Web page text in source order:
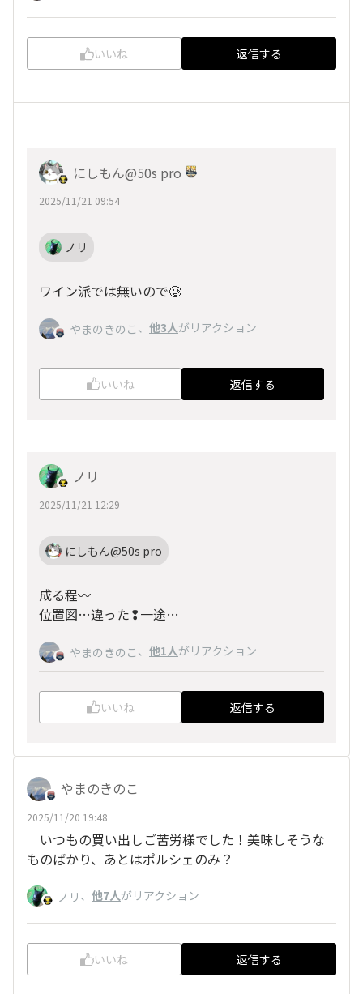
いいね 返信する
にしもん@50s pro
2025/11/21 09:54
ノリ
ワイン派では無いので🥲
やまのきのこ 、 他3人がリアクション
いいね 返信する
ノリ
2025/11/21 12:29
にしもん@50s pro
成る程〰️
位置図…違った❢一途…
やまのきのこ 、 他1人がリアクション
いいね 返信する
やまのきのこ
2025/11/20 19:48
いつもの買い出しご苦労様でした！美味しそうな
ものばかり、あとはポルシェのみ？
ノリ 、 他7人がリアクション
いいね 返信する